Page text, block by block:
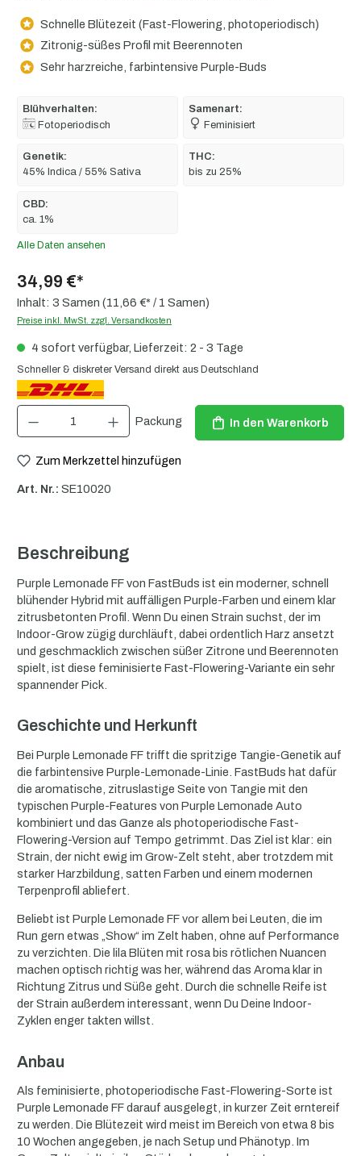
Schnelle Blütezeit (Fast-Flowering, photoperiodisch)
Zitronig-süßes Profil mit Beerennoten
Sehr harzreiche, farbintensive Purple-Buds
Blühverhalten:
Fotoperiodisch
Samenart:
Feminisiert
Genetik:
45% Indica / 55% Sativa
THC:
bis zu 25%
CBD:
ca. 1%
Alle Daten ansehen
34,99 €*
Inhalt: 3 Samen (11,66 €* / 1 Samen)
Preise inkl. MwSt. zzgl. Versandkosten
4 sofort verfügbar, Lieferzeit: 2 - 3 Tage
Schneller & diskreter Versand direkt aus Deutschland
Produkt Anzahl: Gib den gewünschten Wert ein oder benutze die Schaltflächen um
Packung In den Warenkorb
Zum Merkzettel hinzufügen
Art. Nr.: SE10020
Beschreibung
Purple Lemonade FF von FastBuds ist ein moderner, schnell
blühender Hybrid mit auffälligen Purple-Farben und einem klar
zitrusbetonten Profil. Wenn Du einen Strain suchst, der im
Indoor-Grow zügig durchläuft, dabei ordentlich Harz ansetzt
und geschmacklich zwischen süßer Zitrone und Beerennoten
spielt, ist diese feminisierte Fast-Flowering-Variante ein sehr
spannender Pick.
Geschichte und Herkunft
Bei Purple Lemonade FF trifft die spritzige Tangie-Genetik auf
die farbintensive Purple-Lemonade-Linie. FastBuds hat dafür
die aromatische, zitruslastige Seite von Tangie mit den
typischen Purple-Features von Purple Lemonade Auto
kombiniert und das Ganze als photoperiodische Fast-
Flowering-Version auf Tempo getrimmt. Das Ziel ist klar: ein
Strain, der nicht ewig im Grow-Zelt steht, aber trotzdem mit
starker Harzbildung, satten Farben und einem modernen
Terpenprofil abliefert.
Beliebt ist Purple Lemonade FF vor allem bei Leuten, die im
Run gern etwas „Show“ im Zelt haben, ohne auf Performance
zu verzichten. Die lila Blüten mit rosa bis rötlichen Nuancen
machen optisch richtig was her, während das Aroma klar in
Richtung Zitrus und Süße geht. Durch die schnelle Reife ist
der Strain außerdem interessant, wenn Du Deine Indoor-
Zyklen enger takten willst.
Anbau
Als feminisierte, photoperiodische Fast-Flowering-Sorte ist
Purple Lemonade FF darauf ausgelegt, in kurzer Zeit erntereif
zu werden. Die Blütezeit wird meist im Bereich von etwa 8 bis
10 Wochen angegeben, je nach Setup und Phänotyp. Im